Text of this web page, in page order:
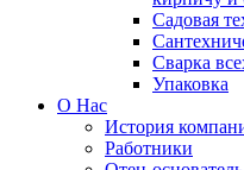
Садовая
Сварка
Упаковка
О Нас
История
Работники